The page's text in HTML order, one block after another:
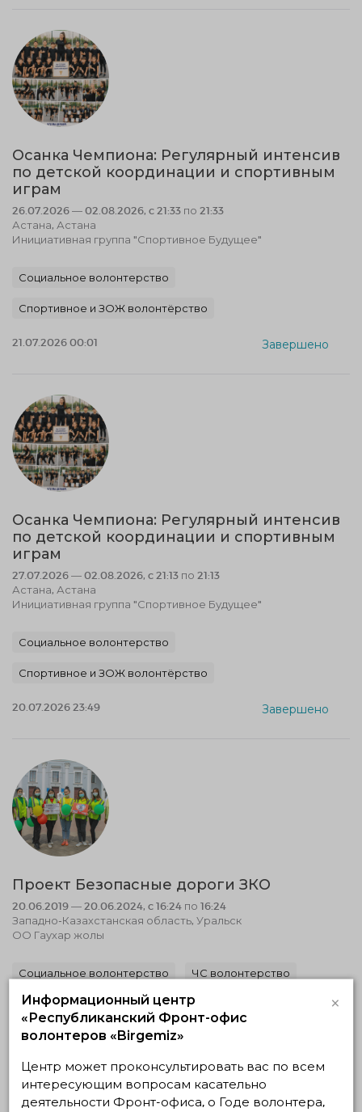
Осанка Чемпиона: Регулярный интенсив
по детской координации и спортивным
играм
26.07.2026 — 02.08.2026, c 21:33 по 21:33
Астана, Астана
Инициативная группа "Спортивное Будущее"
Социальное волонтерство
Спортивное и ЗОЖ волонтёрство
21.07.2026 00:01 Завершено
Осанка Чемпиона: Регулярный интенсив
по детской координации и спортивным
играм
27.07.2026 — 02.08.2026, c 21:13 по 21:13
Астана, Астана
Инициативная группа "Спортивное Будущее"
Социальное волонтерство
Спортивное и ЗОЖ волонтёрство
20.07.2026 23:49 Завершено
Проект Безопасные дороги ЗКО
20.06.2019 — 20.06.2024, c 16:24 по 16:24
Западно-Казахстанская область, Уральск
ОО Гаухар жолы
Социальное волонтерство ЧС волонтерство
06.05.2026 19:14
Информационный центр
«Республиканский Фронт-офис
волонтеров «Birgemiz»
×
Центр может проконсультировать вас по всем
интересующим вопросам касательно
деятельности Фронт-офиса, о Годе волонтера,